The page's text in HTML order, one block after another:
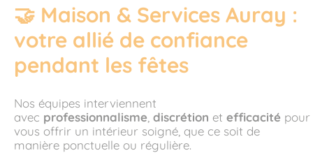
🤝 Maison & Services Auray :
votre allié de confiance
pendant les fêtes
Nos équipes interviennent
avec professionnalisme discrétion et efficacité pour
vous offrir un intérieur soigné, que ce soit de
manière ponctuelle ou régulière.